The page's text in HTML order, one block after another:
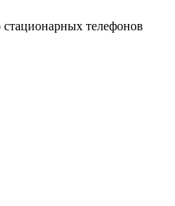
стационарных телефонов